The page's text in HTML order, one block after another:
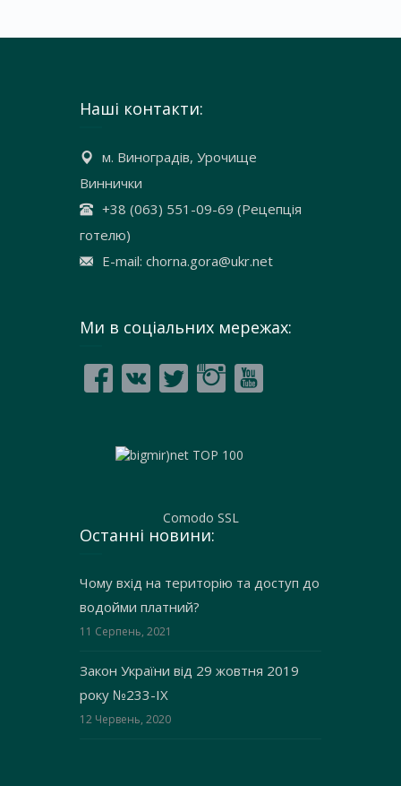
Наші контакти:
м. Виноградів, Урочище
Виннички
+38 (063) 551-09-69 (Рецепція
готелю)
E-mail: chorna.gora@ukr.net
Ми в соціальних мережах:
Comodo SSL
Останні новини:
Чому вхід на територію та доступ до
водойми платний?
11 Серпень, 2021
Закон України від 29 жовтня 2019
року №233-IX
12 Червень, 2020